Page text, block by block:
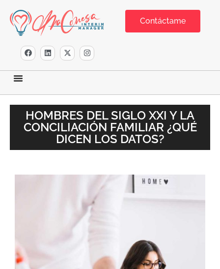
Contáctame
HOMBRES DEL SIGLO XXI Y LA
CONCILIACIÓN FAMILIAR ¿QUÉ
DICEN LOS DATOS?